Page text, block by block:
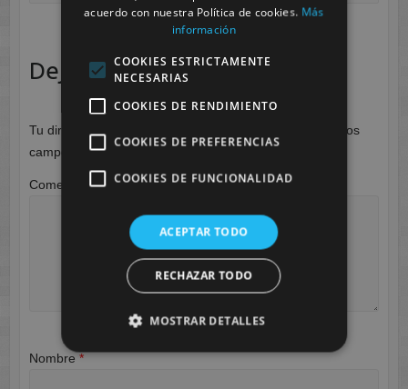
Deja una respuesta
Tu dirección de correo electrónico no será publicada.
Los
campos obligatorios están marcados con
Comentario*
Nombre*
acuerdo con nuestra Política de cookies. Más
información
COOKIES ESTRICTAMENTE
NECESARIAS
COOKIES DE RENDIMIENTO
COOKIES DE PREFERENCIAS
COOKIES DE FUNCIONALIDAD
ACEPTAR TODO
RECHAZAR TODO
MOSTRAR DETALLES